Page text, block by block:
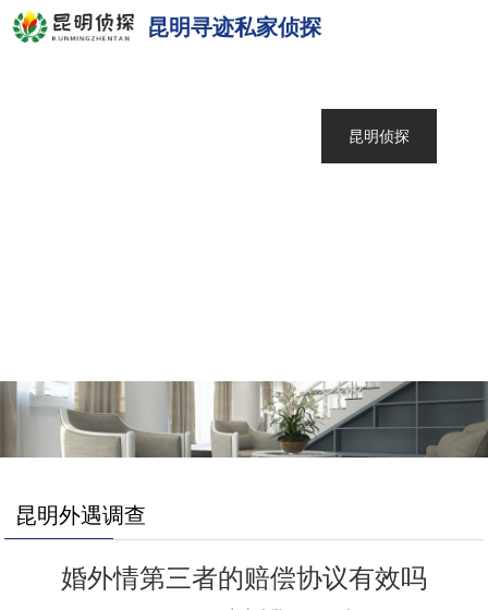
昆明寻迹私家侦探
昆明侦探
昆明外遇调查
婚外情第三者的赔偿协议有效吗